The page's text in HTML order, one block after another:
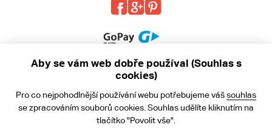
Obchodní podmínky
Ochrana osobních údajů
Aby se vám web dobře používal (Souhlas s
cookies)
Pro co nejpohodlnější používání webu potřebujeme vášsouhlas
se zpracováním souborů cookies. Souhlas udělíte kliknutím na
tlačítko "Povolit vše".